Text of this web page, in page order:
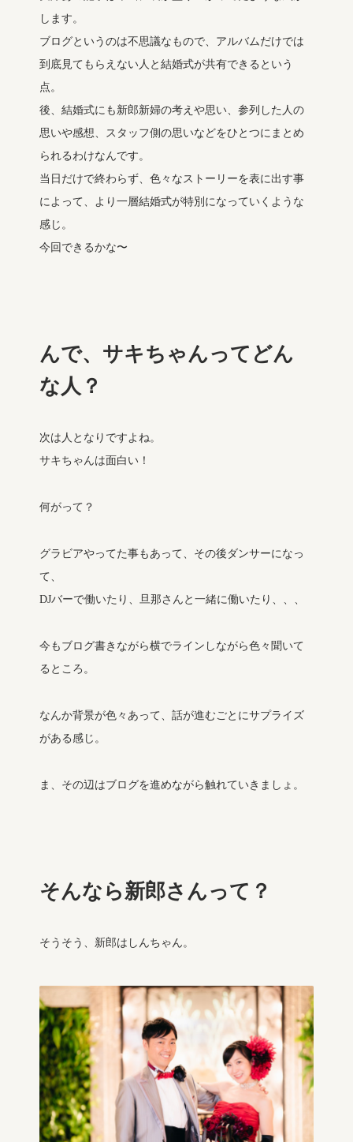
します。
ブログというのは不思議なもので、アルバムだけでは
到底見てもらえない人と結婚式が共有できるという
点。
後、結婚式にも新郎新婦の考えや思い、参列した人の
思いや感想、スタッフ側の思いなどをひとつにまとめ
られるわけなんです。
当日だけで終わらず、色々なストーリーを表に出す事
によって、より一層結婚式が特別になっていくような
感じ。
今回できるかな〜
んで、サキちゃんってどん
な人？
次は人となりですよね。
サキちゃんは面白い！
何がって？
グラビアやってた事もあって、その後ダンサーになっ
て、
DJバーで働いたり、旦那さんと一緒に働いたり、、、
今もブログ書きながら横でラインしながら色々聞いて
るところ。
なんか背景が色々あって、話が進むごとにサプライズ
がある感じ。
ま、その辺はブログを進めながら触れていきましょ。
そんなら新郎さんって？
そうそう、新郎はしんちゃん。